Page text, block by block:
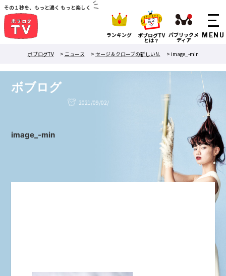
その１秒を、もっと濃く もっと楽しく
ランキング ボブログTV
とは？
パブリックメ
ディア
ボブログTV
> ニュース > セージ＆クローブの新しいN. > image_-min
ボブログ
2021/09/02/
image_-min